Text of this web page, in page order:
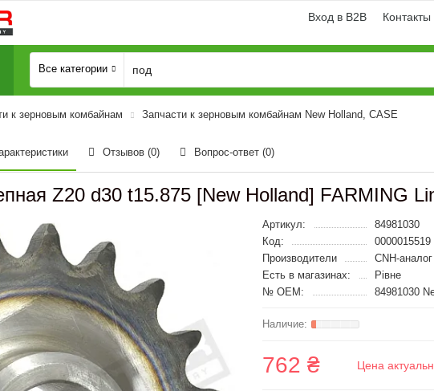
Вход в B2B Контакты
Все категории
к зерновым комбайнам Запчасти к зерновым комбайнам New Holland, CASE
Отзывов (0) Вопрос-ответ (0)
Z20 d30 t15.875 [New Holland] FARMING
Артикул:
84981030
Код:
0000015519
Производители
CNH-аналог
Есть в магазинах:
Рівне
№ OEM:
84981030
762 ₴ Цена